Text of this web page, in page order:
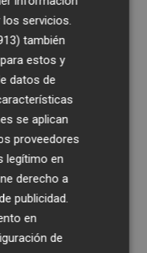
de un
red
liderada por
y Portugal
Eurimages
productions,
Menorca y la
de Menorca y
premiado por
los servicios.
también
estos y
datos de
se aplican
proveedores
legítimo en
derecho a
publicidad.
en
de